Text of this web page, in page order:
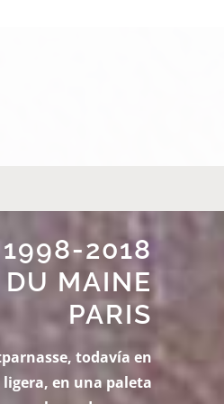
1998-2018
MAINE
PARIS
todavía en
en una paleta